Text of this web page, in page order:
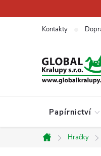
na
Kontakty
Papírnictví
Domů
Hračky